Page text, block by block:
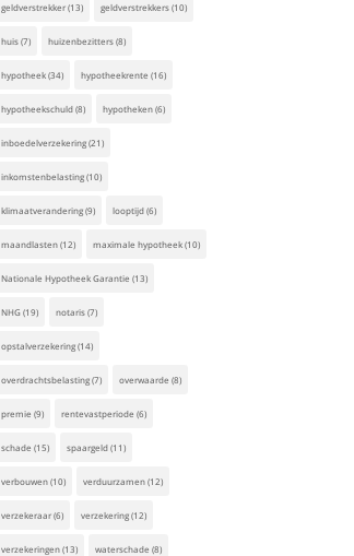
geldverstrekker(13) geldverstrekkers(10)
huis(7) huizenbezitters(8)
hypotheek(34) hypotheekrente (16)
hypotheekschuld(8) hypotheken(6)
inboedelverzekering(21)
inkomstenbelasting(10)
klimaatverandering(9) looptijd(6)
maandlasten(12) maximale hypotheek(10)
Nationale Hypotheek Garantie (13)
NHG(19) notaris(7)
opstalverzekering(14)
overdrachtsbelasting(7) overwaarde (8)
premie (9) rentevastperiode (6)
schade (15) spaargeld(11)
verbouwen(10) verduurzamen(12)
verzekeraar(6) verzekering(12)
verzekeringen(13) waterschade (8)